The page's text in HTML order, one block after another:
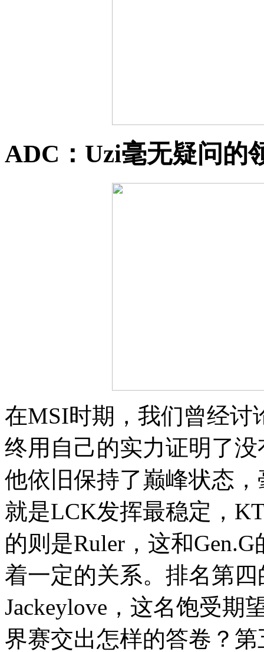
ADC：Uzi毫无疑问的
在MSI时期，我们曾经讨
终用自己的实力证明了
他依旧保持了巅峰状态
就是LCK发挥最稳定，
的则是Ruler，这和
着一定的关系。排名第
Jackeylove，这名饱受期
界赛交出怎样的答卷？